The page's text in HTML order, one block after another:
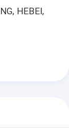
HEBEI,